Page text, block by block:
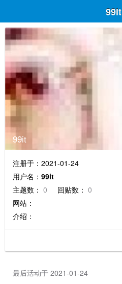
99it
99it
注册于：2021-01-24
用户名： 99it
主题数： 0 回贴数： 0
网站：
介绍：
最后活动于 2021-01-24